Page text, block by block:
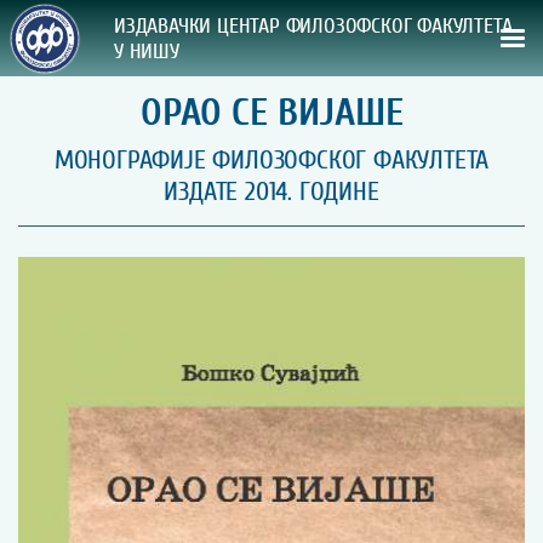
ИЗДАВАЧКИ ЦЕНТАР ФИЛОЗОФСКОГ ФАКУЛТЕТА
У НИШУ
СВА НАША ИЗДАЊА
ВРСТА ИЗДАЊА:
ГОДИНА ОБЈАВЉИВАЊА:
УПУТСТВА
УПУТСТВА
Правилник о издавачкој делатности
Упутство ауторима
Упутство уредницима
Изјава о ауторству
Изјава о лектури
ОРАО СЕ ВИЈАШЕ
МОНОГРАФИЈЕ ФИЛОЗОФСКОГ ФАКУЛТЕТА
ИЗДАТЕ 2014. ГОДИНЕ